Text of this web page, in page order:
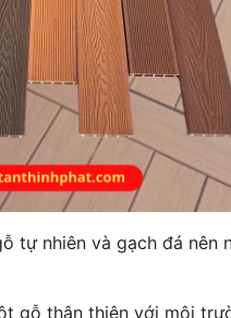
tự nhiên và gạch đá nên
thân thiện với môi